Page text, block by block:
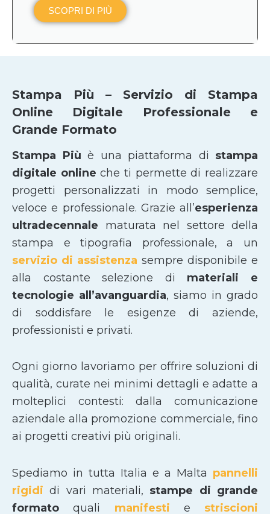
SCOPRI DI PIÙ
Stampa Più – Servizio di Stampa
Online Digitale Professionale e
Grande Formato
Stampa Più è una piattaforma di stampa
digitale online che ti permette di realizzare
progetti personalizzati in modo semplice,
veloce e professionale. Grazie all’esperienza
ultradecennale maturata nel settore della
stampa e tipografia professionale, a un
servizio di assistenza sempre disponibile e
alla costante selezione di materiali e
tecnologie all’avanguardia, siamo in grado
di soddisfare le esigenze di aziende,
professionisti e privati.
Ogni giorno lavoriamo per offrire soluzioni di
qualità, curate nei minimi dettagli e adatte a
molteplici contesti: dalla comunicazione
aziendale alla promozione commerciale, fino
ai progetti creativi più originali.
Spediamo in tutta Italia e a Malta pannelli
rigididi vari materiali, stampe di grande
formatoquali manifesti e striscioni